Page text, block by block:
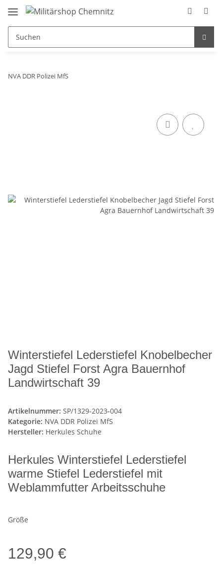
NVA DDR Polizei MfS
Winterstiefel Lederstiefel Knobelbecher
Jagd Stiefel Forst Agra Bauernhof
Landwirtschaft 39
Artikelnummer: SP/1329-2023-004
Kategorie: NVA DDR Polizei MfS
Hersteller: Herkules Schuhe
Herkules Winterstiefel Lederstiefel
warme Stiefel Lederstiefel mit
Weblammfutter Arbeitsschuhe
Größe
129,90 €